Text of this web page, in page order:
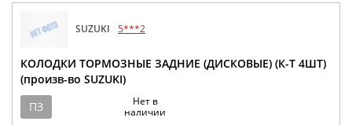
SUZUKI 5***2
КОЛОДКИ ТОРМОЗНЫЕ ЗАДНИЕ (ДИСКОВЫЕ) (К-Т 4ШТ)
(произв-во SUZUKI)
ПЗ
Нет в
наличии